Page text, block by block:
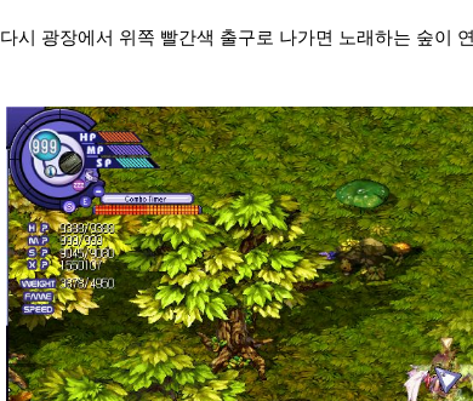
다시 광장에서 위쪽 빨간색 출구로 나가면 노래하는 숲이